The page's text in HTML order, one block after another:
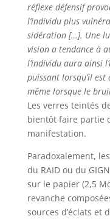
réflexe défensif
l’individu plus
sidération […]. Une
vision a tendance à
l’individu aura ainsi
puissant lorsqu’il est
même lorsque le
Les verres teintés
bientôt faire partie
manifestation.
Paradoxalement,
du RAID ou du
sur le papier (2,5
revanche
sources d’éclats et